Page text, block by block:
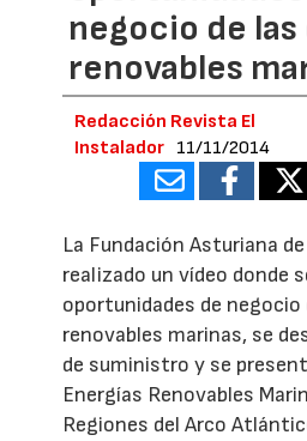
negocio de
renovables
Redacción Revista El
Instalador 11/11/2014
La Fundación Asturiana
realizado un vídeo donde
oportunidades de negocio
renovables marinas, se
de suministro y se
Energías Renovables
Regiones del Arco